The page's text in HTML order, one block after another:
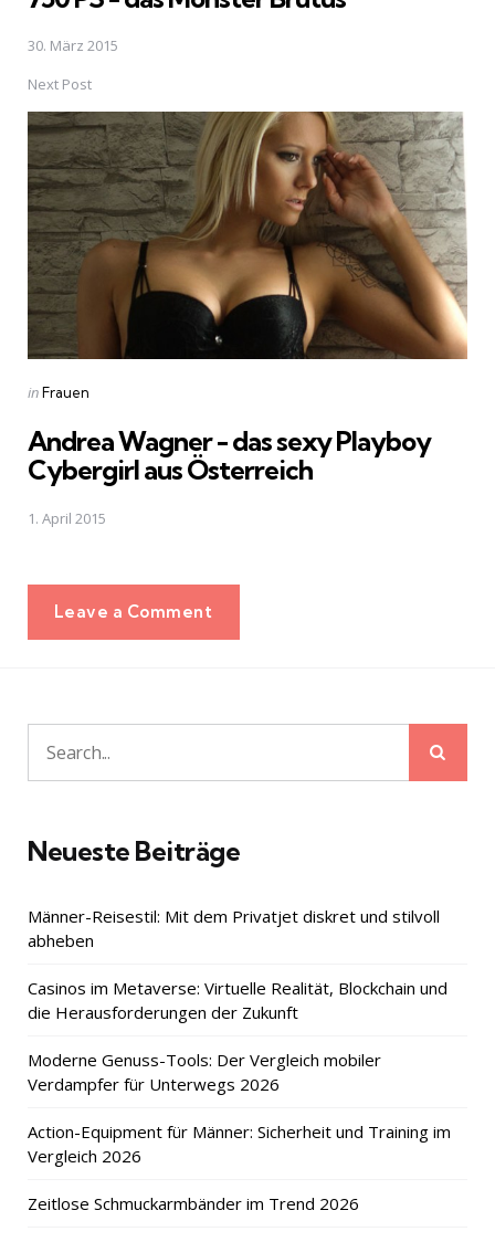
30. März 2015
Next Post
Posted
inFrauen
Andrea Wagner - das sexy Playboy
Cybergirl aus Österreich
1. April 2015
Leave a Comment
Search
for:
Neueste Beiträge
Männer-Reisestil: Mit dem Privatjet diskret und stilvoll
abheben
Casinos im Metaverse: Virtuelle Realität, Blockchain und
die Herausforderungen der Zukunft
Moderne Genuss-Tools: Der Vergleich mobiler
Verdampfer für Unterwegs 2026
Action-Equipment für Männer: Sicherheit und Training im
Vergleich 2026
Zeitlose Schmuckarmbänder im Trend 2026